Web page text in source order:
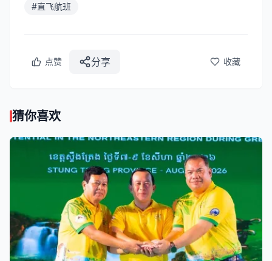
#直飞航班
点赞 分享 收藏
猜你喜欢